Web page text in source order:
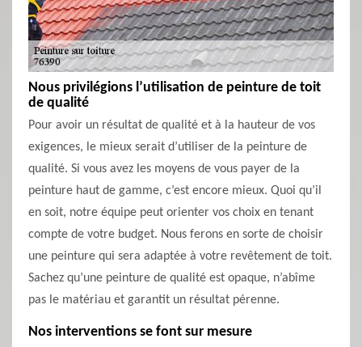
Nous privilégions l’utilisation de peinture de toit
de qualité
Pour avoir un résultat de qualité et à la hauteur de vos
exigences, le mieux serait d’utiliser de la peinture de
qualité. Si vous avez les moyens de vous payer de la
peinture haut de gamme, c’est encore mieux. Quoi qu’il
en soit, notre équipe peut orienter vos choix en tenant
compte de votre budget. Nous ferons en sorte de choisir
une peinture qui sera adaptée à votre revêtement de toit.
Sachez qu’une peinture de qualité est opaque, n’abîme
pas le matériau et garantit un résultat pérenne.
Nos interventions se font sur mesure